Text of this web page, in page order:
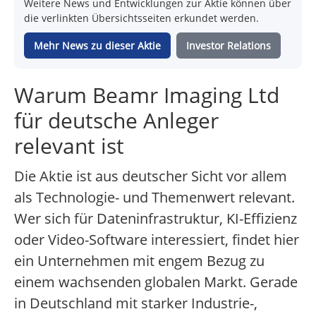
Weitere News und Entwicklungen zur Aktie können über
die verlinkten Übersichtsseiten erkundet werden.
Mehr News zu dieser Aktie Investor Relations
Warum Beamr Imaging Ltd
für deutsche Anleger
relevant ist
Die Aktie ist aus deutscher Sicht vor allem
als Technologie- und Themenwert relevant.
Wer sich für Dateninfrastruktur, KI-Effizienz
oder Video-Software interessiert, findet hier
ein Unternehmen mit engem Bezug zu
einem wachsenden globalen Markt. Gerade
in Deutschland mit starker Industrie-,